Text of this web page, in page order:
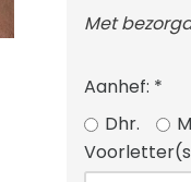
Met
Aanhef: *
Dhr.